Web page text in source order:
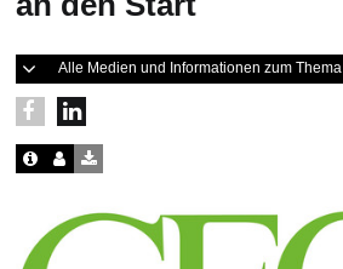
Alle Medien und Informationen zum Thema